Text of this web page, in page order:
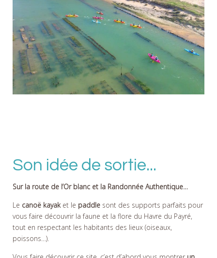
Son idée de sortie...
Sur la route de l’Or blanc et la Randonnée Authentique…
Le canoë kayak et le paddle sont des supports parfaits pour
vous faire découvrir la faune et la flore du Havre du Payré,
tout en respectant les habitants des lieux (oiseaux,
poissons…).